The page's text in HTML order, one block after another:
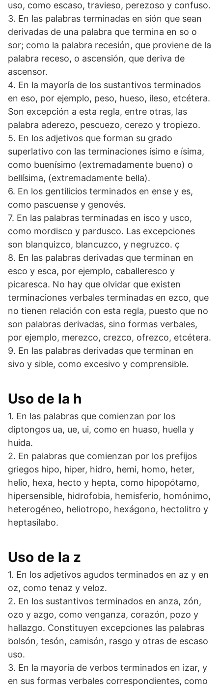
uso, como escaso, travieso, perezoso y confuso.
3. En las palabras terminadas en sión que sean
derivadas de una palabra que termina en so o
sor; como la palabra recesión, que proviene de la
palabra receso, o ascensión, que deriva de
ascensor.
4. En la mayoría de los sustantivos terminados
en eso, por ejemplo, peso, hueso, ileso, etcétera.
Son excepción a esta regla, entre otras, las
palabra aderezo, pescuezo, cerezo y tropiezo.
5. En los adjetivos que forman su grado
superlativo con las terminaciones ísimo e ísima,
como buenísimo (extremadamente bueno) o
bellísima, (extremadamente bella).
6. En los gentilicios terminados en ense y es,
como pascuense y genovés.
7. En las palabras terminadas en isco y usco,
como mordisco y pardusco. Las excepciones
son blanquizco, blancuzco, y negruzco. ç
8. En las palabras derivadas que terminan en
esco y esca, por ejemplo, caballeresco y
picaresca. No hay que olvidar que existen
terminaciones verbales terminadas en ezco, que
no tienen relación con esta regla, puesto que no
son palabras derivadas, sino formas verbales,
por ejemplo, merezco, crezco, ofrezco, etcétera.
9. En las palabras derivadas que terminan en
sivo y sible, como excesivo y comprensible.
Uso de la h
1. En las palabras que comienzan por los
diptongos ua, ue, ui, como en huaso, huella y
huida.
2. En palabras que comienzan por los prefijos
griegos hipo, hiper, hidro, hemi, homo, heter,
helio, hexa, hecto y hepta, como hipopótamo,
hipersensible, hidrofobia, hemisferio, homónimo,
heterogéneo, heliotropo, hexágono, hectolitro y
heptasílabo.
Uso de la z
1. En los adjetivos agudos terminados en az y en
oz, como tenaz y veloz.
2. En los sustantivos terminados en anza, zón,
ozo y azgo, como venganza, corazón, pozo y
hallazgo. Constituyen excepciones las palabras
bolsón, tesón, camisón, rasgo y otras de escaso
uso.
3. En la mayoría de verbos terminados en izar, y
en sus formas verbales correspondientes, como